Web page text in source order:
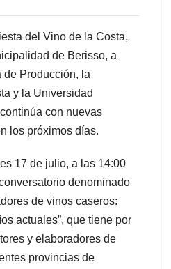
del Vino de la Costa,
de Berisso, a
de Producción, la
y la Universidad
con nuevas
los próximos días.
17 de julio, a las 14:00
denominado
de vinos caseros:
actuales”, que tiene por
y elaboradores de
provincias de